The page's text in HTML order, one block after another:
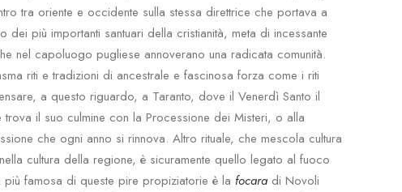
tra oriente e occidente sulla stessa direttrice che portava a
più importanti santuari della cristianità, meta di incessante
nel capoluogo pugliese annoverano una radicata comunità.
riti e tradizioni di ancestrale e fascinosa forza come i riti
a questo riguardo, a Taranto, dove il Venerdì Santo il
il suo culmine con la Processione dei Misteri, o alla
che ogni anno si rinnova. Altro rituale, che mescola cultura
cultura della regione, è sicuramente quello legato al fuoco
famosa di queste pire propiziatorie è la focara di Novoli